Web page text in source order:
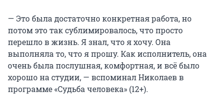
— Это была достаточно конкретная работа, но
потом это так сублимировалось, что просто
перешло в жизнь. Я знал, что я хочу. Она
выполняла то, что я прошу. Как исполнитель, она
очень была послушная, комфортная, и всё было
хорошо на студии, — вспоминал Николаев в
программе «Судьба человека» (12+).